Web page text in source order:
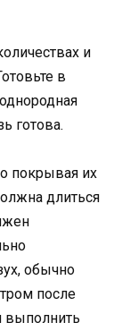
и
в
готова.
покрывая их
длиться
обычно
после
выполнить